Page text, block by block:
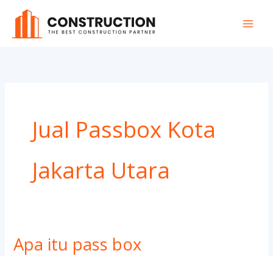
content
Jual Passbox Kota
Jakarta Utara
Apa itu pass box
Apa